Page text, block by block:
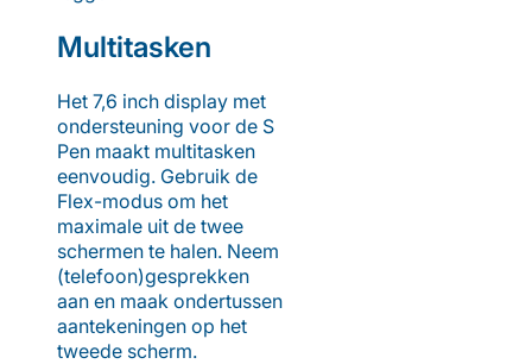
Multitasken
Het 7,6 inch display met
ondersteuning voor de S
Pen maakt multitasken
eenvoudig. Gebruik de
Flex-modus om het
maximale uit de twee
schermen te halen. Neem
(telefoon)gesprekken
aan en maak ondertussen
aantekeningen op het
tweede scherm.